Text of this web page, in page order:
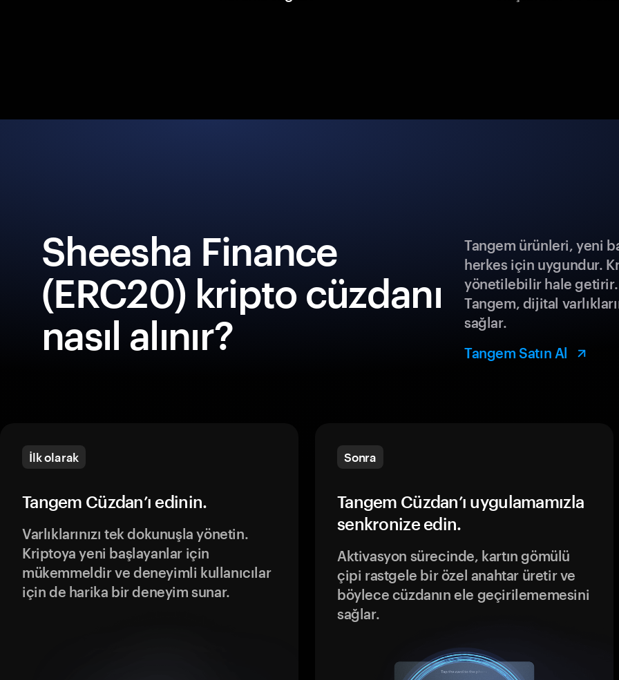
Sheesha Finance
(ERC20) kripto cüzdanı
nasıl alınır?
Tangem ürünleri, yeni
herkes için uygundur.
yönetilebilir hale
Tangem, dijital
sağlar.
Tangem Satın Al
İlk olarak
Tangem Cüzdan’ı edinin.
Varlıklarınızı tek dokunuşla yönetin.
Kriptoya yeni başlayanlar için
mükemmeldir ve deneyimli kullanıcılar
için de harika bir deneyim sunar.
Sonra
Tangem Cüzdan’ı uygulamamızla
senkronize edin.
Aktivasyon sürecinde, kartın gömülü
çipi rastgele bir özel anahtar üretir ve
böylece cüzdanın ele geçirilememesini
sağlar.